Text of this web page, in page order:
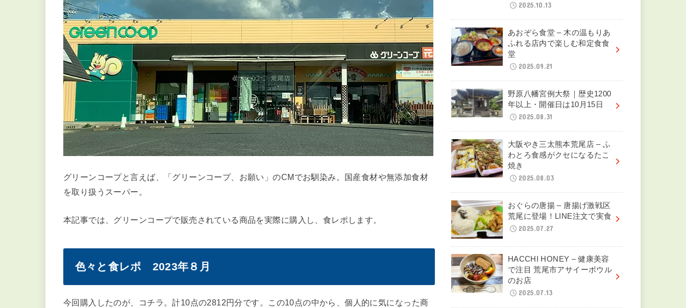
グリーンコープと言えば、「グリーンコープ、お願い」のCMでお馴染み。国産食材や無添加食材
を取り扱うスーパー。
本記事では、グリーンコープで販売されている商品を実際に購入し、食レポします。
色々と食レポ 2023年８月
今回購入したのが、コチラ。計10点の2812円分です。この10点の中から、個人的に気になった商
2025.10.13
あおぞら食堂 – 木の温もりあ
ふれる店内で楽しむ和定食食
堂
2025.09.21
野原八幡宮例大祭｜歴史1200
年以上・開催日は10月15日
2025.08.31
大阪やき三太熊本荒尾店 – ふ
わとろ食感がクセになるたこ
焼き
2025.08.03
おぐらの唐揚 – 唐揚げ激戦区
荒尾に登場！LINE注文で実食
2025.07.27
HACCHI HONEY – 健康美容
で注目 荒尾市アサイーボウル
のお店
2025.07.13